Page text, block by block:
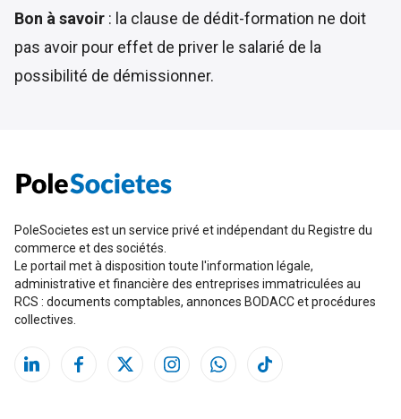
Bon à savoir : la clause de dédit-formation ne doit
pas avoir pour effet de priver le salarié de la
possibilité de démissionner.
PoleSocietes est un service privé et indépendant du Registre du
commerce et des sociétés.
Le portail met à disposition toute l'information légale,
administrative et financière des entreprises immatriculées au
RCS : documents comptables, annonces BODACC et procédures
collectives.